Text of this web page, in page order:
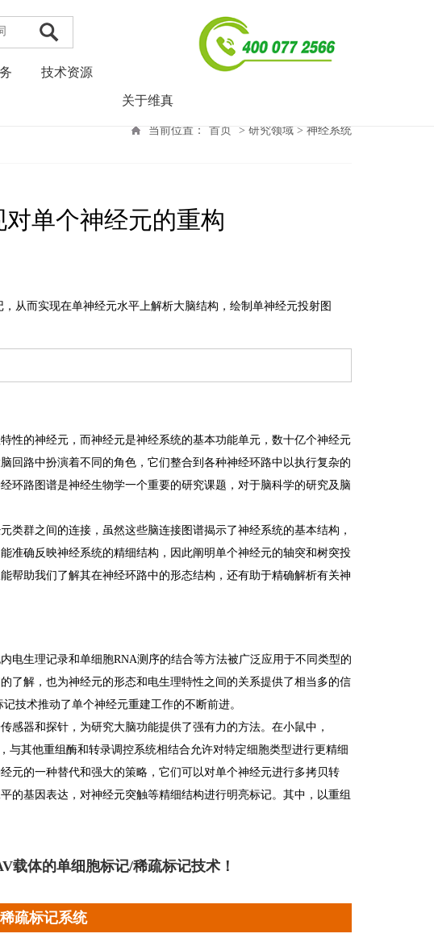
技术资源
关于维真
当前位置： 首页 > 研究领域 > 神经系统
单个神经元的重构
从而实现在单神经元水平上解析大脑结构，绘制单神经元投射图
性的神经元，而神经元是神经系统的基本功能单元，数十亿个神经元
回路中扮演着不同的角色，它们整合到各种神经环路中以执行复杂的
环路图谱是神经生物学一个重要的研究课题，对于脑科学的研究及脑
类群之间的连接，虽然这些脑连接图谱揭示了神经系统的基本结构，
准确反映神经系统的精细结构，因此阐明单个神经元的轴突和树突投
帮助我们了解其在神经环路中的形态结构，还有助于精确解析有关神
电生理记录和单细胞RNA测序的结合等方法被广泛应用于不同类型的
了解，也为神经元的形态和电生理特性之间的关系提供了相当多的信
技术推动了单个神经元重建工作的不断前进。
感器和探针，为研究大脑功能提供了强有力的方法。在小鼠中，
与其他重组酶和转录调控系统相结合允许对特定细胞类型进行更精细
元的一种替代和强大的策略，它们可以对单个神经元进行多拷贝转
的基因表达，对神经元突触等精细结构进行明亮标记。其中，以重组
载体的单细胞标记/稀疏标记技术！
疏标记系统